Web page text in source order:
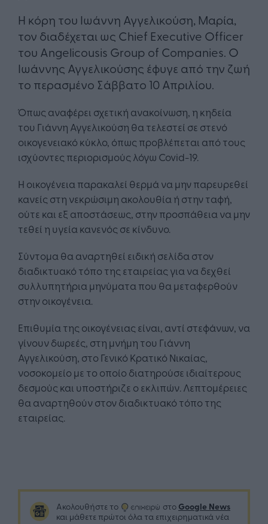
Η κόρη του Ιωάννη Αγγελικούση, Μαρία,
τον διαδέχεται ως Chief Executive Officer
του Angelicousis Group of Companies. Ο
Ιωάννης Αγγελικούσης έφυγε από την ζωή
το περασμένο Σάββατο 10 Απριλίου.
Όπως αναφέρει σχετική ανακοίνωση, η κηδεία
του Γιάννη Αγγελικούση θα τελεστεί σε στενό
οικογενειακό κύκλο, όπως προβλέπεται από τους
ισχύοντες περιορισμούς λόγω Covid-19.
Η οικογένεια παρακαλεί θερμά να μην παρευρεθεί
κανείς στη νεκρώσιμη ακολουθία ή στην ταφή,
ούτε και εξ αποστάσεως, στην προσπάθεια να μην
τεθεί η υγεία κανενός σε κίνδυνο.
Σύντομα θα αναρτηθεί ειδική σελίδα στον
διαδικτυακό τόπο της εταιρείας για να δεχθεί
συλλυπητήρια μηνύματα που θα μεταφερθούν
στην οικογένεια.
Επιθυμία της οικογένειας είναι, αντί στεφάνων, να
γίνουν δωρεές, στη μνήμη του Γιάννη
Αγγελικούση, στο Γενικό Κρατικό Νικαίας,
νοσοκομείο με το οποίο διατηρούσε ιδιαίτερους
δεσμούς και υποστήριζε ο εκλιπών. Λεπτομέρειες
θα αναρτηθούν στον διαδικτυακό τόπο της
εταιρείας.
Ακολουθήστε το στο Google News
και μάθετε πρώτοι όλα τα επιχειρηματικά νέα